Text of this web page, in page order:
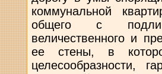
коммунальной
общего с
величественного и
ее стены, в
целесообразности,